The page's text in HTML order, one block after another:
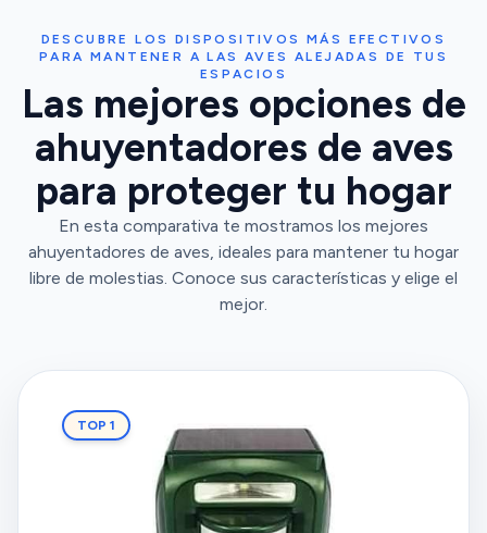
DESCUBRE LOS DISPOSITIVOS MÁS EFECTIVOS
PARA MANTENER A LAS AVES ALEJADAS DE TUS
ESPACIOS
Las mejores opciones de
ahuyentadores de aves
para proteger tu hogar
En esta comparativa te mostramos los mejores
ahuyentadores de aves, ideales para mantener tu hogar
libre de molestias. Conoce sus características y elige el
mejor.
TOP 1